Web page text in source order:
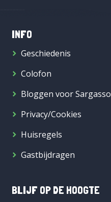
INFO
Geschiedenis
Colofon
Bloggen voor Sargasso
Privacy/Cookies
Huisregels
Gastbijdragen
BLIJF OP DE HOOGTE